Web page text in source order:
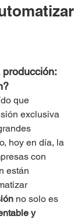
que
exclusiva
hoy en día, la
con
están
no solo es
y